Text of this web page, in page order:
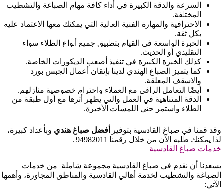
السرعة والدقة الكبيرة في أداء كافة مهام الصباغة والتشطيب
المختلفة.
الاحترافية والمهارة الفنية العالية التي يمكنك معها الاعتماد عليه
بكل ثقة.
الخبرة الواسعة في القيام بتطبيق جميع أنواع الطلاء سواء
التقليدي أو الحديث.
كذلك الخبرة الكبيرة في تنفيذ أصعب الديكورات الخاصة.
كما يتميز الصباغ الهندي لدينا بإتقان أعمال الجبس بورد
والاسقف المعلقة.
أيضًا التعامل الراقي مع العملاء واحترام خصوصية منازلهم.
الدقة المتناهية في العمل والتي يظهر أثرها مع أول طبقة من
الطلاء واستمر حتى اللمسات الأخيرة.
وقد قمنا في صباغ القادسية بتوفير أفضل صباغ هندي وبأعداد كبيرة،
لذا يمكنك طلبه الآن من خلال رقمنا 94982011 .
خدمات صباغ القادسية
يسعدنا أن نقدم في صباغ القادسية مجموعة شاملة من خدمات
الصباغة والتشطيب لخدمة أهالي القادسية والمناطق المجاورة، وأهمها
الآتي: